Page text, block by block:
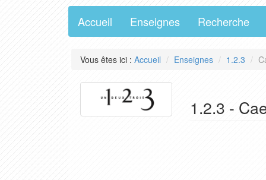
Accueil Enseignes Recherche
Vous êtes ici : Accueil Enseignes 1.2.3
1.2.3 -